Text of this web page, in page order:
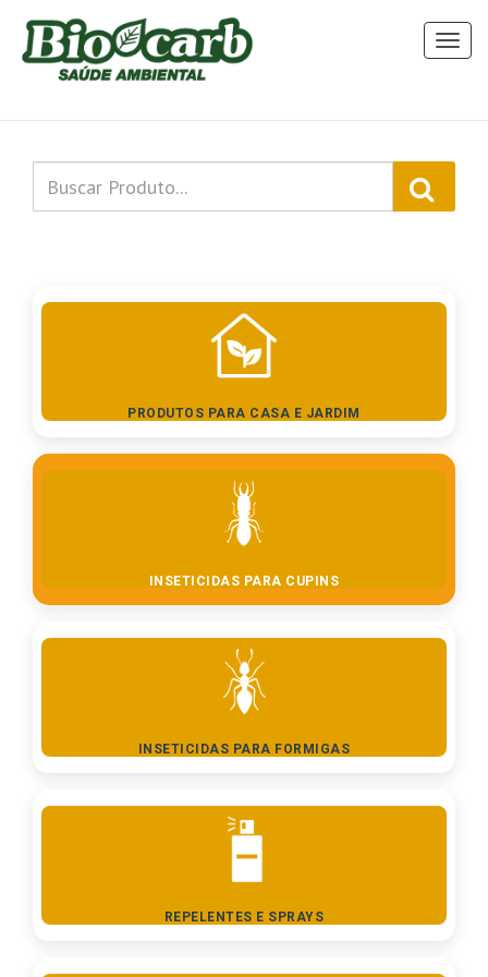
PRODUTOS PARA CASA E JARDIM
INSETICIDAS PARA CUPINS
INSETICIDAS PARA FORMIGAS
REPELENTES E SPRAYS